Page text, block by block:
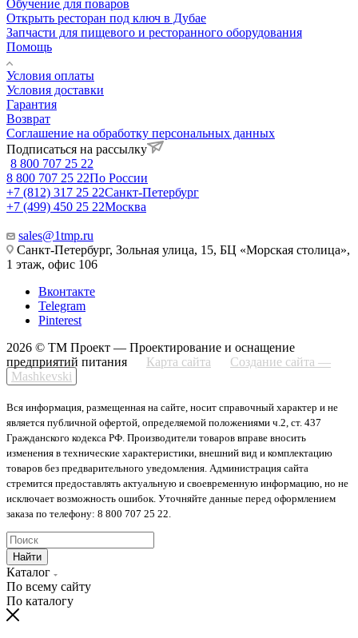
Обучение для поваров
Открыть ресторан под ключ в Дубае
Запчасти для пищевого и ресторанного оборудования
Помощь
Условия оплаты
Условия доставки
Гарантия
Возврат
Соглашение на обработку персональных данных
Подписаться на рассылку
8 800 707 25 22
8 800 707 25 22По России
+7 (812) 317 25 22Санкт-Петербург
+7 (499) 450 25 22Москва
sales@1tmp.ru
Санкт-Петербург, Зольная улица, 15, БЦ «Морская столица»,
1 этаж, офис 106
Вконтакте
Telegram
Pinterest
2026 © ТМ Проект — Проектирование и оснащение
предприятий питания
Карта сайта
Создание сайта —
Mashkevski
Вся информация, размещенная на сайте, носит справочный характер и не
является публичной офертой, определяемой положениями ч.2, ст. 437
Гражданского кодекса РФ. Производители товаров вправе вносить
изменения в технические характеристики, внешний вид и комплектацию
товаров без предварительного уведомления. Администрация сайта
стремится предоставлять актуальную и своевременную информацию, но не
исключает возможность ошибок. Уточняйте данные перед оформлением
заказа по телефону: 8 800 707 25 22.
Найти
Каталог
По всему сайту
По каталогу